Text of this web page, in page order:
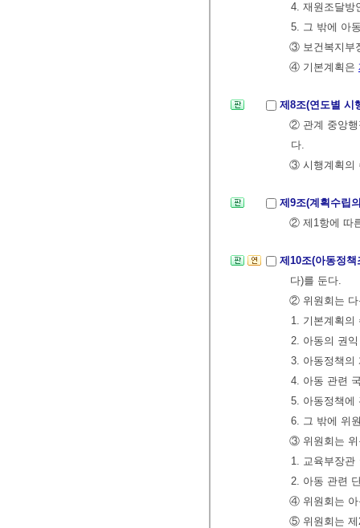
4. 재원조달방
5. 그 밖에 아
③ 보건복지부
④ 기본계획은
제8조(연도별 시
② 관계 중앙행
다.
③ 시행계획의
제9조(계획수립
② 제1항에 따
제10조(아동정
다)를 둔다.
② 위원회는 다
1. 기본계획의
2. 아동의 권
3. 아동정책의
4. 아동 관련
5. 아동정책에
6. 그 밖에 위
③ 위원회는 위
1. 교육부장관
2. 아동 관련
④ 위원회는 아
⑤ 위원회는 제